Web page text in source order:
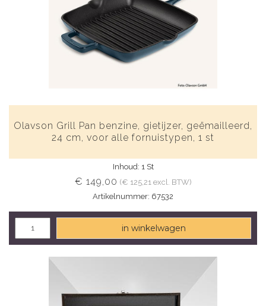
Olavson Grill Pan benzine, gietijzer, geëmailleerd,
24 cm, voor alle fornuistypen, 1 st
Inhoud: 1 St
€ 149,00 (€ 125,21 excl. BTW)
Artikelnummer: 67532
in winkelwagen